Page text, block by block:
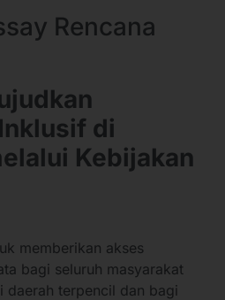
Rencana
di
Kebijakan
memberikan akses
bagi seluruh masyarakat
daerah terpencil dan bagi